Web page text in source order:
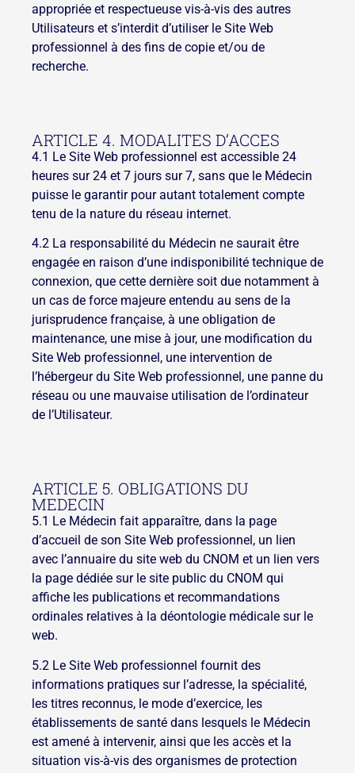
appropriée et respectueuse vis-à-vis des autres
Utilisateurs et s’interdit d’utiliser le Site Web
professionnel à des fins de copie et/ou de
recherche.
ARTICLE 4. MODALITES D’ACCES
4.1 Le Site Web professionnel est accessible 24
heures sur 24 et 7 jours sur 7, sans que le Médecin
puisse le garantir pour autant totalement compte
tenu de la nature du réseau internet.
4.2 La responsabilité du Médecin ne saurait être
engagée en raison d’une indisponibilité technique de
connexion, que cette dernière soit due notamment à
un cas de force majeure entendu au sens de la
jurisprudence française, à une obligation de
maintenance, une mise à jour, une modification du
Site Web professionnel, une intervention de
l’hébergeur du Site Web professionnel, une panne du
réseau ou une mauvaise utilisation de l’ordinateur
de l’Utilisateur.
ARTICLE 5. OBLIGATIONS DU
MEDECIN
5.1 Le Médecin fait apparaître, dans la page
d’accueil de son Site Web professionnel, un lien
avec l’annuaire du site web du CNOM et un lien vers
la page dédiée sur le site public du CNOM qui
affiche les publications et recommandations
ordinales relatives à la déontologie médicale sur le
web.
5.2 Le Site Web professionnel fournit des
informations pratiques sur l’adresse, la spécialité,
les titres reconnus, le mode d’exercice, les
établissements de santé dans lesquels le Médecin
est amené à intervenir, ainsi que les accès et la
situation vis-à-vis des organismes de protection